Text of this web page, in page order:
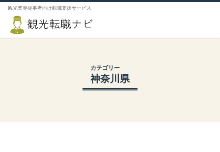
観光業界従事者向け転職支援サービス
カテゴリー
神奈川県